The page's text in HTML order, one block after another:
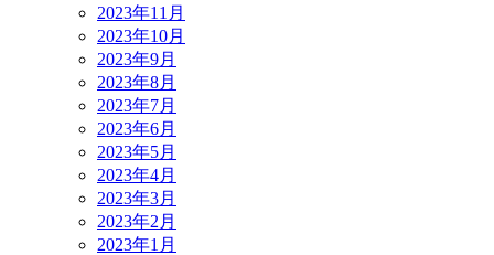
2023年11月
2023年10月
2023年9月
2023年8月
2023年7月
2023年6月
2023年5月
2023年4月
2023年3月
2023年2月
2023年1月